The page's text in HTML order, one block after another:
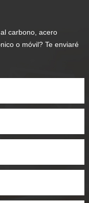
carbono, acero
o móvil? Te enviaré